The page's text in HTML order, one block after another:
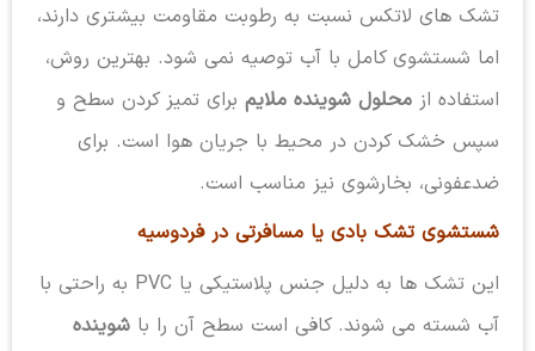
تشک های لاتکس نسبت به رطوبت مقاومت بیشتری دارند،
اما شستشوی کامل با آب توصیه نمی شود. بهترین روش،
استفاده از محلول شوینده ملایمبرای تمیز کردن سطح و
سپس خشک کردن در محیط با جریان هوا است. برای
ضدعفونی، بخارشوی نیز مناسب است.
شستشوی تشک بادی یا مسافرتی در فردوسیه
این تشک ها به دلیل جنس پلاستیکی یا PVC به راحتی با
آب شسته می شوند. کافی است سطح آن را با شوینده